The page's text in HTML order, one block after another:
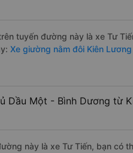
tuyến đường này là xe Tư
Xe giường nằm đôi Kiên
Dầu Một - Bình Dương từ
này là xe Tư Tiến, bạn có